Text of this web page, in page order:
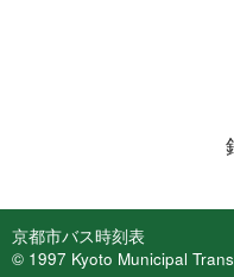
京都市バス時刻表
© 1997 Kyoto Municipal